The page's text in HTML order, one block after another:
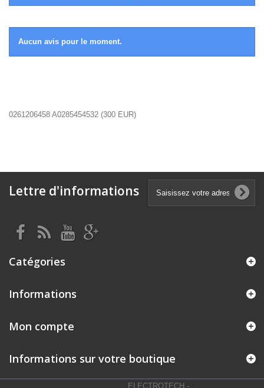
Aucun avis pour le moment.
0261206458 A0285454532 (300 EUR)
Lettre d'informations
Catégories
Informations
Mon compte
Informations sur votre boutique
ELECTROTECH -